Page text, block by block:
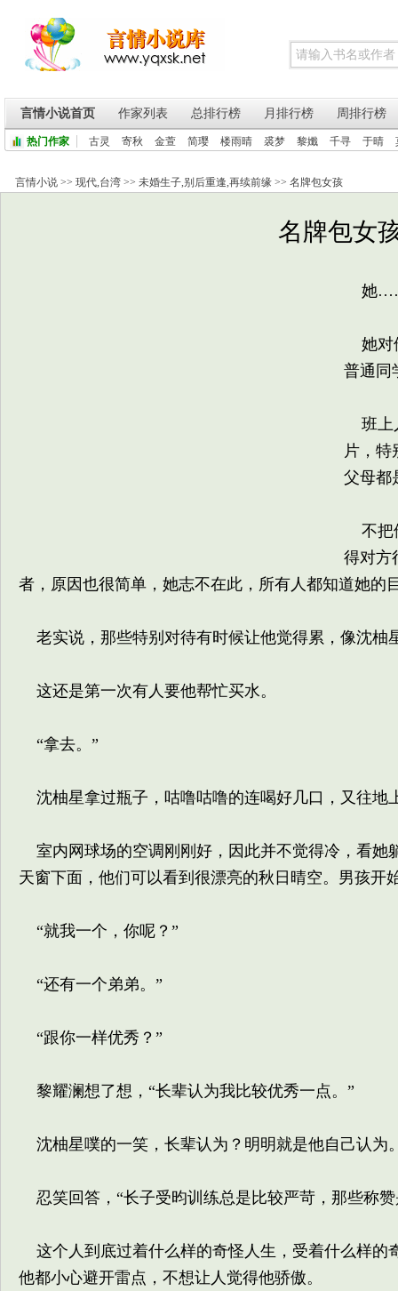
言情小说首页 作家列表 总排行榜 月排行榜 周排行榜
热门作家 古灵 寄秋 金萱 简璎 楼雨晴 裘梦 黎孅 千寻 于晴
言情小说 >> 现代,台湾 >> 未婚生子,别后重逢,再续前缘 >> 名牌包女孩
名牌包女
她……
她对
普通同
班上
片，特
父母都
不把
得对方
者，原因也很简单，她志不在此，所有人都知道她的
老实说，那些特别对待有时候让他觉得累，像沈柚
这还是第一次有人要他帮忙买水。
“拿去。”
沈柚星拿过瓶子，咕噜咕噜的连喝好几口，又往地
室内网球场的空调刚刚好，因此并不觉得冷，看她
天窗下面，他们可以看到很漂亮的秋日晴空。男孩开
“就我一个，你呢？”
“还有一个弟弟。”
“跟你一样优秀？”
黎耀澜想了想，“长辈认为我比较优秀一点。”
沈柚星噗的一笑，长辈认为？明明就是他自己认为
忍笑回答，“长子受昀训练总是比较严苛，那些称赞
这个人到底过着什么样的奇怪人生，受着什么样的
他都小心避开雷点，不想让人觉得他骄傲。